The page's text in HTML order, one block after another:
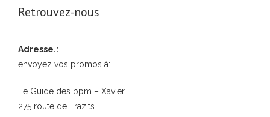
Retrouvez-nous
Adresse.:
envoyez vos promos à:
Le Guide des bpm – Xavier
275 route de Trazits